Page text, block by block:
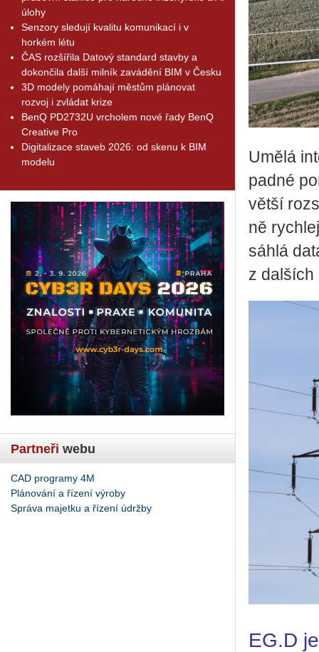
úlohy
Senzory sledují kvalitu komunikací i v
horkém létu
ČAS rozšířila Datový standard stavby a
dokončila další milník zavádění BIM v Česku
3D modely pomáhají městům plánovat
rozvoj i zvládat krize
BenQ PD2732U vrcholem nové řady BenQ
Creative Pro
Digitalizace staveb 2026: od skenu k BIM
modelu
Partneři webu
CAD programy 4M
Plánování a řízení výroby
Správa majetku a řízení údržby
Umělá
pad­né
větší
ně
sáh­lá
z dal­ších
EG.D